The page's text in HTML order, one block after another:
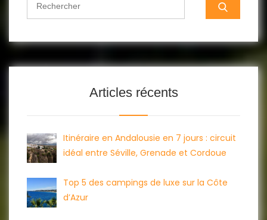
Articles récents
Itinéraire en Andalousie en 7 jours : circuit
idéal entre Séville, Grenade et Cordoue
Top 5 des campings de luxe sur la Côte
d’Azur